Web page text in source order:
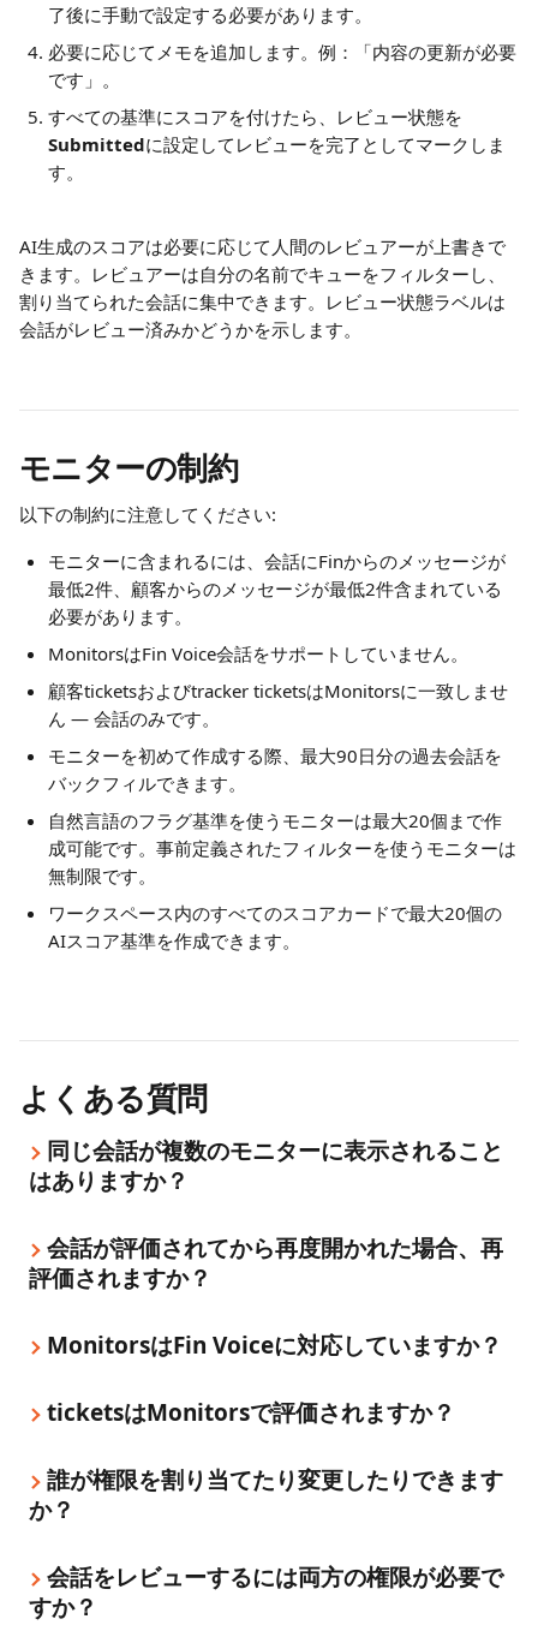
了後に手動で設定する必要があります。
必要に応じてメモを追加します。例：「内容の更新が必要
です」。
すべての基準にスコアを付けたら、レビュー状態を
Submittedに設定してレビューを完了としてマークしま
す。
AI生成のスコアは必要に応じて人間のレビュアーが上書きで
きます。レビュアーは自分の名前でキューをフィルターし、
割り当てられた会話に集中できます。レビュー状態ラベルは
会話がレビュー済みかどうかを示します。
モニターの制約
以下の制約に注意してください:
モニターに含まれるには、会話にFinからのメッセージが
最低2件、顧客からのメッセージが最低2件含まれている
必要があります。
MonitorsはFin Voice会話をサポートしていません。
顧客ticketsおよびtracker ticketsはMonitorsに一致しませ
ん — 会話のみです。
モニターを初めて作成する際、最大90日分の過去会話を
バックフィルできます。
自然言語のフラグ基準を使うモニターは最大20個まで作
成可能です。事前定義されたフィルターを使うモニターは
無制限です。
ワークスペース内のすべてのスコアカードで最大20個の
AIスコア基準を作成できます。
よくある質問
同じ会話が複数のモニターに表示されること
はありますか？
会話が評価されてから再度開かれた場合、再
評価されますか？
MonitorsはFin Voiceに対応していますか？
ticketsはMonitorsで評価されますか？
誰が権限を割り当てたり変更したりできます
か？
会話をレビューするには両方の権限が必要で
すか？